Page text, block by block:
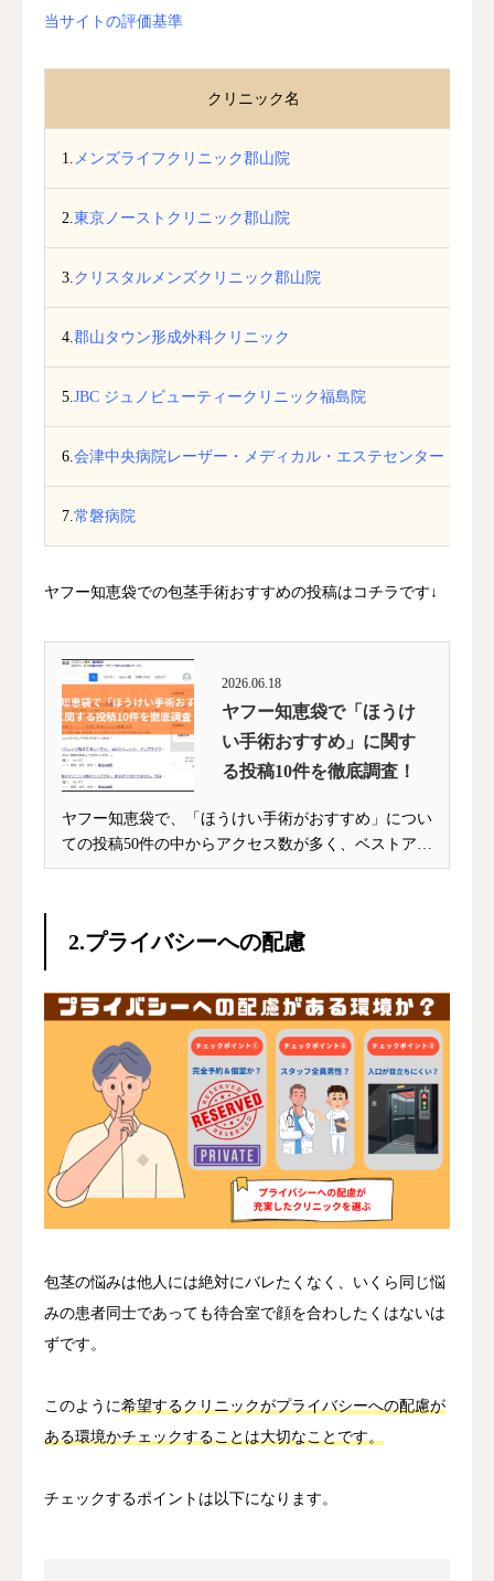
当サイトの評価基準
クリニック名
1. メンズライフクリニック郡山院
2.東京ノーストクリニック郡山院
3.クリスタルメンズクリニック郡山院
4.郡山タウン形成外科クリニック
5.JBC ジュノビューティークリニック福島院
6.会津中央病院レーザー・メディカル・エステセンター
7.常磐病院
ヤフー知恵袋での包茎手術おすすめの投稿はコチラです↓
2026.06.18
ヤフー知恵袋で「ほうけ
い手術おすすめ」に関す
る投稿10件を徹底調査！
ヤフー知恵袋で、「ほうけい手術がおすすめ」につい
ての投稿50件の中からアクセス数が多く、ベストアン
サ...
2.プライバシーへの配慮
包茎の悩みは他人には絶対にバレたくなく、いくら同じ悩
みの患者同士であっても待合室で顔を合わしたくはないは
ずです。
このように希望するクリニックがプライバシーへの配慮が
ある環境かチェックすることは大切なことです。
チェックするポイントは以下になります。